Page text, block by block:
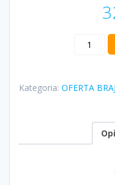
ilość
"Król
Janusz
Kategoria: OFERTA